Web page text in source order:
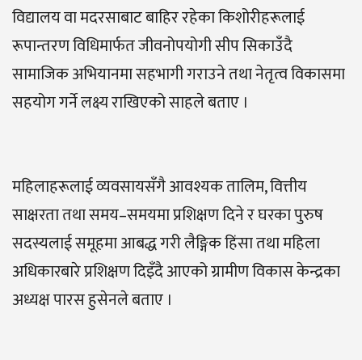
विद्यालय वा मदरसाबाट बाहिर रहेका किशोरीहरूलाई
रूपान्तरण विधिमार्फत जीवनोपयोगी सीप सिकाउँदै
सामाजिक अभियानमा सहभागी गराउने तथा नेतृत्व विकासमा
सहयोग गर्ने लक्ष्य राखिएको साहले बताए ।
महिलाहरूलाई व्यवसायसँगै आवश्यक तालिम, वित्तीय
साक्षरता तथा समय–समयमा प्रशिक्षण दिने र घरका पुरुष
सदस्यलाई समूहमा आबद्ध गरी लैङ्गिक हिंसा तथा महिला
अधिकारबारे प्रशिक्षण दिइँदै आएको ग्रामीण विकास केन्द्रका
अध्यक्ष पारस हुसेनले बताए ।